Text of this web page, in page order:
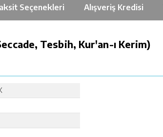
Seçenekleri Alışveriş Kredisi
Tesbih, Kur'an-ı Kerim)